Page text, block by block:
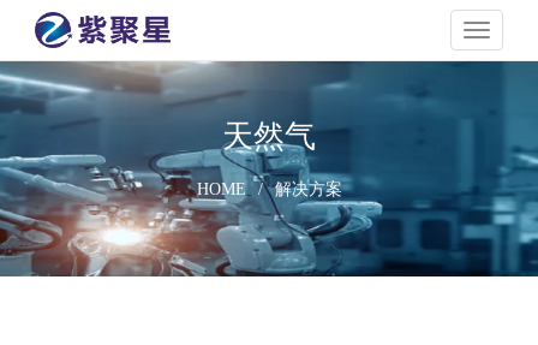
天然气
HOME / 解决方案